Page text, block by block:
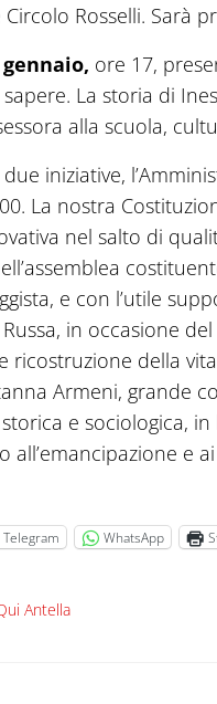
Rosselli. Sarà
ore 17,
La storia di
alla scuola,
iniziative,
La nostra
nel salto di
e con l’utile
in occasione
ricostruzione della
Armeni, grande
e sociologica,
all’emancipazione e
Telegram WhatsApp
Antella